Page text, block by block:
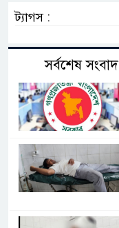
ট্যাগস :
সর্বশেষ সংবাদ